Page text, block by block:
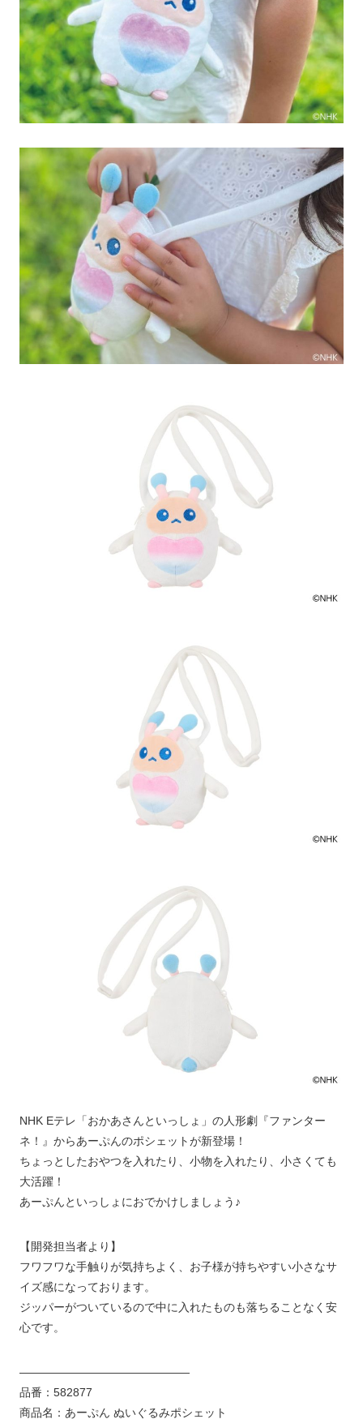
NHK Eテレ「おかあさんといっしょ」の人形劇『ファンター
ネ！』からあーぷんのポシェットが新登場！
ちょっとしたおやつを入れたり、小物を入れたり、小さくても
大活躍！
あーぷんといっしょにおでかけしましょう♪
【開発担当者より】
フワフワな手触りが気持ちよく、お子様が持ちやすい小さなサ
イズ感になっております。
ジッパーがついているので中に入れたものも落ちることなく安
心です。
———————————————
品番：582877
商品名：あーぷん ぬいぐるみポシェット